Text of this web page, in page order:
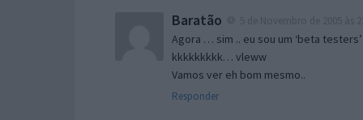
Baratão
Agora … sim .. eu sou um ‘beta testers’
kkkkkkkkk… vleww
Vamos ver eh bom mesmo..
Responder